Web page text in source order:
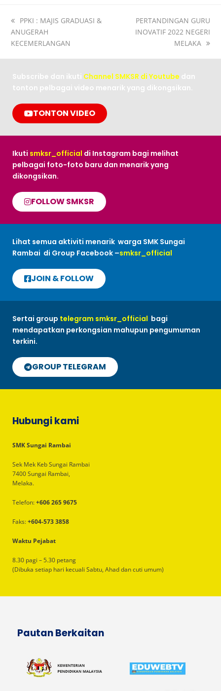
PPKI : MAJIS GRADUASI &
ANUGERAH
KECEMERLANGAN
PERTANDINGAN GURU
INOVATIF 2022 NEGERI
MELAKA
Subscribe dan ikuti Channel SMKSR di Youtube dan
tonton pelbagai video menarik yang dikongsikan.
TONTON VIDEO
Ikuti smksr_official di Instagram bagi melihat
pelbagai foto-foto baru dan menarik yang
dikongsikan.
FOLLOW SMKSR
Lihat semua aktiviti menarik warga SMK Sungai
Rambai di Group Facebook –smksr_official
JOIN & FOLLOW
Sertai group telegram smksr_official bagi
mendapatkan perkongsian mahupun pengumuman
terkini.
GROUP TELEGRAM
Hubungi kami
SMK Sungai Rambai
Sek Mek Keb Sungai Rambai
7400 Sungai Rambai,
Melaka.
Telefon:+606 265 9675
Faks:+604-573 3858
Waktu Pejabat
8.30 pagi – 5.30 petang
(Dibuka setiap hari kecuali Sabtu, Ahad dan cuti umum)
Pautan Berkaitan